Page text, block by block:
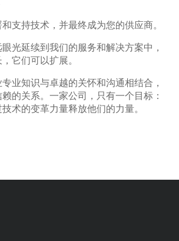
支持技术，并最终成为您的供应商。
光延续到我们的服务和解决方案中，
它们可以扩展。
业知识与卓越的关怀和沟通相结合，
的关系。一家公司，只有一个目标：
术的变革力量释放他们的力量。